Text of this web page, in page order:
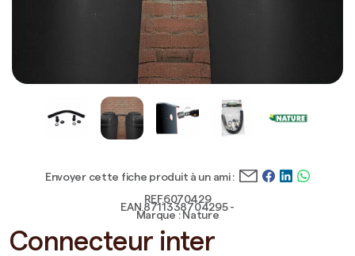
Marque : Nature
EAN.8711338704295 -
REF.6070429
Envoyer cette fiche produit à un ami :
Connecteur inter